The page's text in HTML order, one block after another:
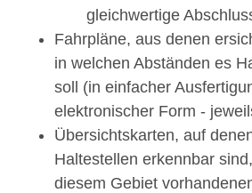
gleichwertige
Fahrpläne, aus denen
in welchen Abständen es
soll (in einfacher
elektronischer Form -
Übersichtskarten, auf
Haltestellen erkennbar
diesem Gebiet